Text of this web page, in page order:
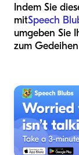
Indem Sie
mitSpeech
umgeben Sie
zum